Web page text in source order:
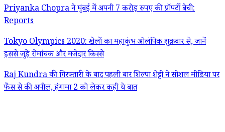
Priyanka Chopra ने मुंबई में अपनी 7 करोड़ रुपए की प्रॉपर्टी बेची:
Reports
Tokyo Olympics 2020: खेलों का महाकुंभ ओलंपिक शुक्रवार से, जानें
इससे जुड़े रोमांचक और मजेदार किस्से
Raj Kundra की गिरफ्तारी के बाद पहली बार शिल्पा शेट्टी ने सोशल मीडिया पर
फैंस से की अपील, हंगामा 2 को लेकर कही ये बात